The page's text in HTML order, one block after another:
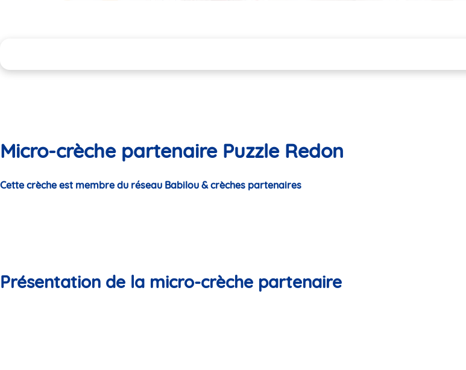
Micro-crèche partenaire Puzzle Redon
Cette crèche est membre du réseau Babilou & crèches partenaires
Présentation de la micro-crèche partenaire